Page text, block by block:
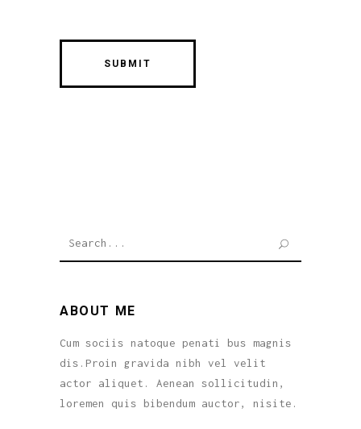
ABOUT ME
Cum sociis natoque penati bus magnis
dis.Proin gravida nibh vel velit
actor aliquet. Aenean sollicitudin,
loremen quis bibendum auctor, nisite.